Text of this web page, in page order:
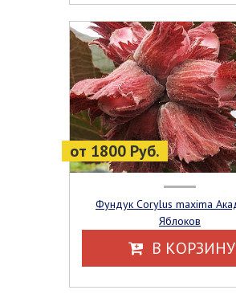
от 1800 Руб.
Фундук Corylus maxima Академик
Яблоков
В КОРЗИНУ